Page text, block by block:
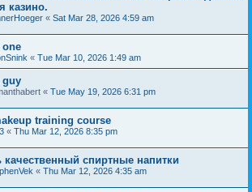
казино.
« Sat Mar 28, 2026 4:59 am
one
« Tue Mar 10, 2026 1:49 am
guy
« Tue May 19, 2026 6:31 pm
training course
« Thu Mar 12, 2026 8:35 pm
качественный спиртные напитки
« Thu Mar 12, 2026 4:35 am